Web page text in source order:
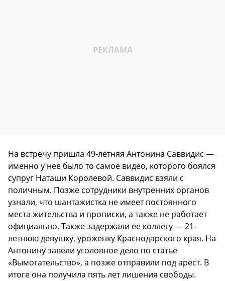
На встречу пришла 49-летняя Антонина Саввидис —
именно у нее было то самое видео, которого боялся
супруг Наташи Королевой. Саввидис взяли с
поличным. Позже сотрудники внутренних органов
узнали, что шантажистка не имеет постоянного
места жительства и прописки, а также не работает
официально. Также задержали ее коллегу — 21-
летнюю девушку, уроженку Краснодарского края. На
Антонину завели уголовное дело по статье
«Вымогательство», а позже отправили под арест. В
итоге она получила пять лет лишения свободы.